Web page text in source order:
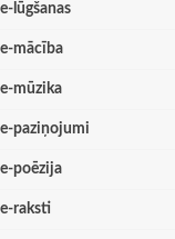
e-lūgšanas
e-mācība
e-mūzika
e-paziņojumi
e-poēzija
e-raksti